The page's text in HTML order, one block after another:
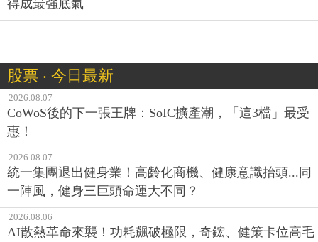
得成最強底氣
股票 ‧ 今日最新
2026.08.07
CoWoS後的下一張王牌：SoIC擴產潮，「這3檔」最受
惠！
2026.08.07
統一集團退出健身業！高齡化商機、健康意識抬頭...同
一陣風，健身三巨頭命運大不同？
2026.08.06
AI散熱革命來襲！功耗飆破極限，奇鋐、健策卡位高毛